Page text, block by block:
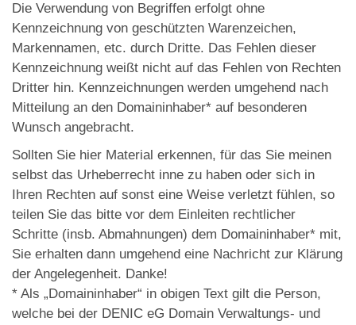
Die Verwendung von Begriffen erfolgt ohne
Kennzeichnung von geschützten Warenzeichen,
Markennamen, etc. durch Dritte. Das Fehlen dieser
Kennzeichnung weißt nicht auf das Fehlen von Rechten
Dritter hin. Kennzeichnungen werden umgehend nach
Mitteilung an den Domaininhaber* auf besonderen
Wunsch angebracht.
Sollten Sie hier Material erkennen, für das Sie meinen
selbst das Urheberrecht inne zu haben oder sich in
Ihren Rechten auf sonst eine Weise verletzt fühlen, so
teilen Sie das bitte vor dem Einleiten rechtlicher
Schritte (insb. Abmahnungen) dem Domaininhaber* mit,
Sie erhalten dann umgehend eine Nachricht zur Klärung
der Angelegenheit. Danke!
* Als „Domaininhaber“ in obigen Text gilt die Person,
welche bei der DENIC eG Domain Verwaltungs- und